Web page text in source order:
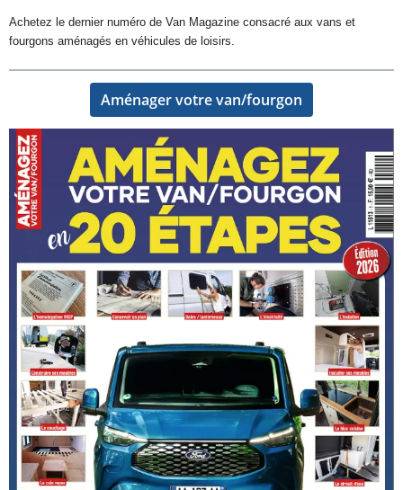
Achetez le dernier numéro de Van Magazine consacré aux vans et
fourgons aménagés en véhicules de loisirs.
Aménager votre van/fourgon